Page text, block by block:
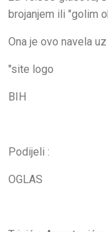
brojanjem ili "golim
Ona je ovo navela
"site logo
BIH
Podijeli :
OGLAS